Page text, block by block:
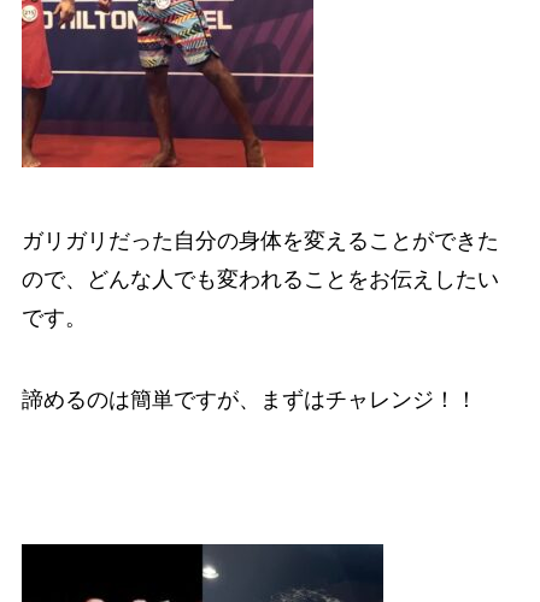
ガリガリだった自分の身体を変えることができた
ので、どんな人でも変われることをお伝えしたい
です。
諦めるのは簡単ですが、まずはチャレンジ！！